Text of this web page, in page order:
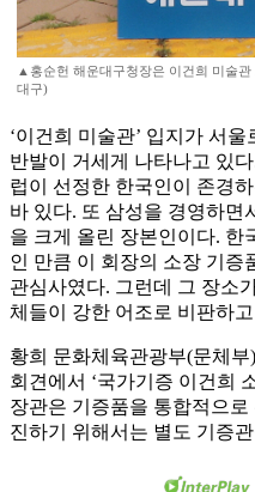
▲홍순헌 해운대구청장은 이건희 미술
대구)
‘이건희 미술관’ 입지가 서
반발이 거세게 나타나고 있
럽이 선정한 한국인이 존경
바 있다. 또 삼성을 경영하면
을 크게 올린 장본인이다. 한
인 만큼 이 회장의 소장 기증
관심사였다. 그런데 그 장소
체들이 강한 어조로 비판하
황희 문화체육관광부(문체
회견에서 ‘국가기증 이건희
장관은 기증품을 통합적으로
진하기 위해서는 별도 기증